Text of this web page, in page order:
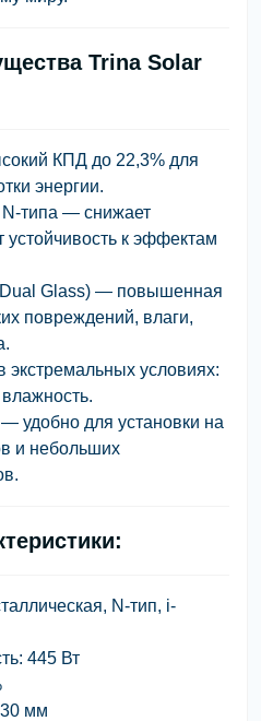
Trina Solar
КПД до 22,3% для
энергии.
типа — снижает
к эффектам
Glass) — повышенная
повреждений, влаги,
экстремальных условиях:
— удобно для установки на
и небольших
N-тип, i-
445 Вт
мм